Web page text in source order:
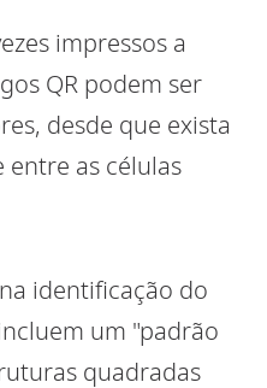
impressos a
QR podem ser
desde que exista
as células
identificação do
um "padrão
quadradas